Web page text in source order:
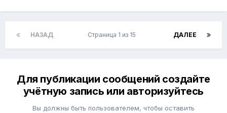
НАЗАД ДАЛЕЕ
Страница 1 из 15
Для публикации сообщений создайте
учётную запись или авторизуйтесь
Вы должны быть пользователем, чтобы оставить